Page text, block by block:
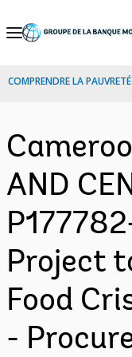
Skip
Navigation
COMPRENDRE LA PAUVRETÉ
AND
Project
Food
-